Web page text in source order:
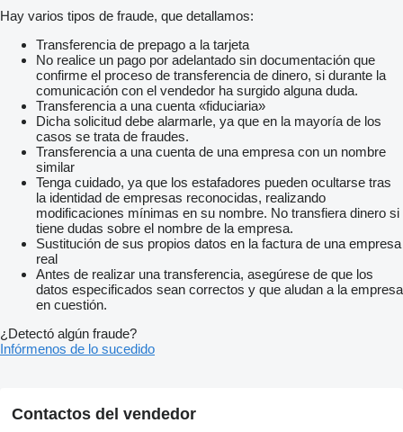
Hay varios tipos de fraude, que detallamos:
Transferencia de prepago a la tarjeta
No realice un pago por adelantado sin documentación que
confirme el proceso de transferencia de dinero, si durante la
comunicación con el vendedor ha surgido alguna duda.
Transferencia a una cuenta «fiduciaria»
Dicha solicitud debe alarmarle, ya que en la mayoría de los
casos se trata de fraudes.
Transferencia a una cuenta de una empresa con un nombre
similar
Tenga cuidado, ya que los estafadores pueden ocultarse tras
la identidad de empresas reconocidas, realizando
modificaciones mínimas en su nombre. No transfiera dinero si
tiene dudas sobre el nombre de la empresa.
Sustitución de sus propios datos en la factura de una empresa
real
Antes de realizar una transferencia, asegúrese de que los
datos especificados sean correctos y que aludan a la empresa
en cuestión.
¿Detectó algún fraude?
Infórmenos de lo sucedido
Contactos del vendedor